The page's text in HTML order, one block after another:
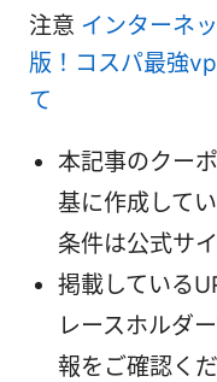
注意 インターネ
版！コスパ最強
て
本記事のクー
基に作成して
条件は公式サ
掲載している
レースホルダ
報をご確認くだ